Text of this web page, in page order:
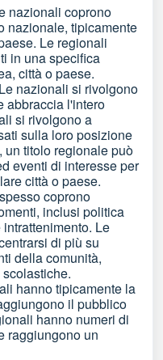
nazionali coprono
nazionale, tipicamente
Le regionali
in una specifica
città o paese.
nazionali si rivolgono
abbraccia l'intero
si rivolgono a
sulla loro posizione
un titolo regionale può
eventi di interesse per
città o paese.
coprono
inclusi politica
Le
di più su
della comunità,
hanno tipicamente la
il pubblico
hanno numeri di
raggiungono un